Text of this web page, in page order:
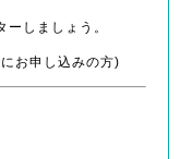
しましょう。
お申し込みの方)